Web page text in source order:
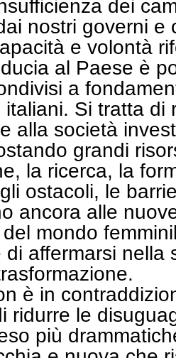
dei
nostri governi e
e volontà
al Paese è
a
italiani. Si tratta di
alla società
grandi
la ricerca, la
ostacoli, le
ancora alle
mondo
di affermarsi nella
è in
ridurre le
più